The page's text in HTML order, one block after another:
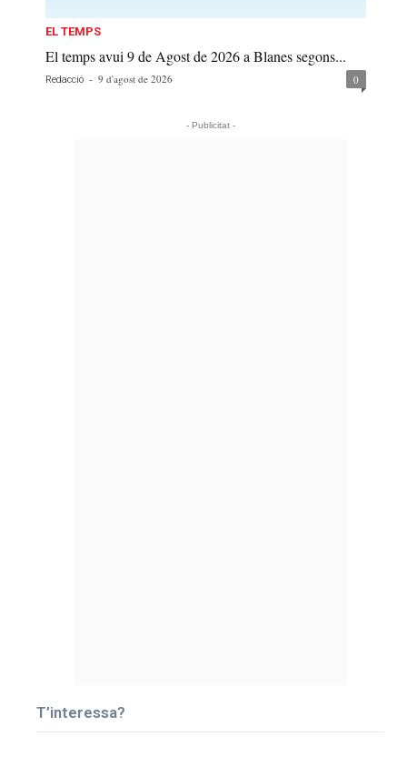
EL TEMPS
El temps avui 9 de Agost de 2026 a Blanes segons...
Redacció - 9 d'agost de 2026 0
- Publicitat -
T’interessa?